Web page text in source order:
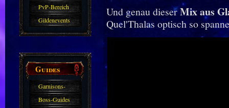
PvP-Bereich
Gildenevents
Guides
Garnisons-
Guides
Boss-Guides
Und genau dieserMix aus
Quel'Thalas optisch so